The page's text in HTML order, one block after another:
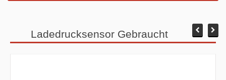
Ladedrucksensor Gebraucht